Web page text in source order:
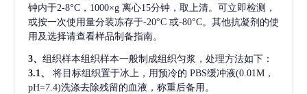
钟内于2-8°C，1000×g 离心15分钟，取上清。可立即检测，
或按一次使用量分装冻存于-20°C 或-80°C。其他抗凝剂的使
用及选择请查看样品制备指南。
3、 组织样本组织样本一般制成组织匀浆，处理方法如下：
3.1、
将目标组织置于冰上，用预冷的 PBS缓冲液(0.01M，
pH=7.4)洗涤去除残留的血液，称重后备用。